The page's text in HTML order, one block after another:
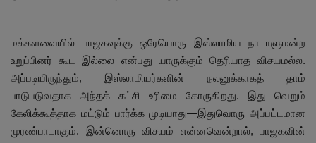
மக்களவையில் பாஜகவுக்கு ஒரேயொரு இஸ்லாமிய நாடாளுமன்ற
உறுப்பினர் கூட இல்லை என்பது யாருக்கும் தெரியாத விசயமல்ல.
அப்படியிருந்தும், இஸ்லாமியர்களின் நலனுக்காகத் தாம்
பாடுபடுவதாக அந்தக் கட்சி உரிமை கோருகிறது. இது வெறும்
கேலிக்கூத்தாக மட்டும் பார்க்க முடியாது—இதுவொரு அப்பட்டமான
முரண்பாடாகும். இன்னொரு விசயம் என்னவென்றால், பாஜகவின்